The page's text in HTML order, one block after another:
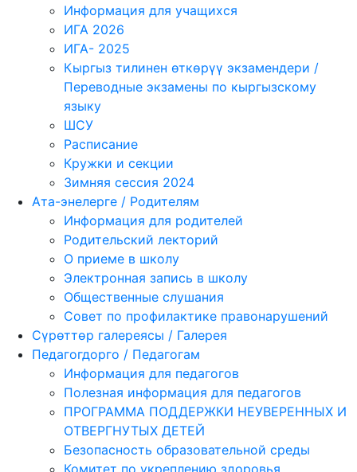
Информация для учащихся
ИГА 2026
ИГА- 2025
Кыргыз тилинен өткөрүү экзамендери /
Переводные экзамены по кыргызскому
языку
ШСУ
Расписание
Кружки и секции
Зимняя сессия 2024
Ата-энелерге / Родителям
Информация для родителей
Родительский лекторий
О приеме в школу
Электронная запись в школу
Общественные слушания
Совет по профилактике правонарушений
Сүрөттөр галереясы / Галерея
Педагогдорго / Педагогам
Информация для педагогов
Полезная информация для педагогов
ПРОГРАММА ПОДДЕРЖКИ НЕУВЕРЕННЫХ И
ОТВЕРГНУТЫХ ДЕТЕЙ
Безопасность образовательной среды
Комитет по укреплению здоровья